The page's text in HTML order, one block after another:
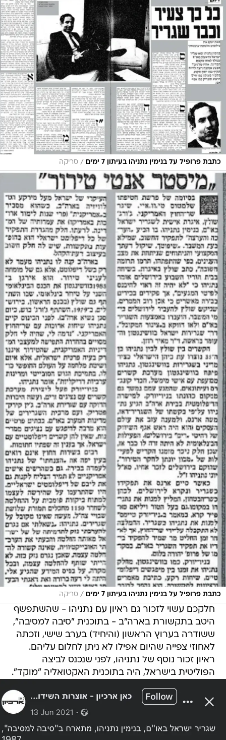
כתבת פרופיל על בנימין נתניהו בעיתון 7 ימים / סריקה
כתבת פרופיל על בנימין נתניהו בעיתון 7 ימים / סריקה
חלקכם עשוי לזכור גם ראיון עם נתניהו - שהשתפשף
היטב בתקשורת בארה"ב - בתוכנית "סיבה למסיבה",
ששודרה בערוץ הראשון (והיחיד) בערב שישי, וזכתה
לאחוזי צפייה שהיום אפילו לא ניתן לחלום עליהם.
ראיון זכור נוסף של נתניהו, לפני שנכנס לביצה
הפוליטית בישראל, היה בתוכנית האקטואליה "מוקד".